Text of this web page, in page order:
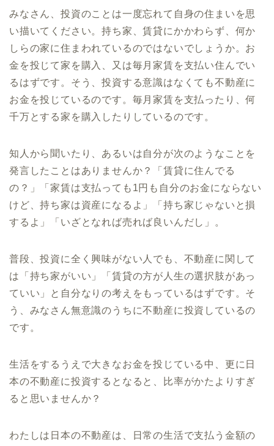
みなさん、投資のことは一度忘れて自身の住まいを思
い描いてください。持ち家、賃貸にかかわらず、何か
しらの家に住まわれているのではないでしょうか。お
金を投じて家を購入、又は毎月家賃を支払い住んでい
るはずです。そう、投資する意識はなくても不動産に
お金を投じているのです。毎月家賃を支払ったり、何
千万とする家を購入したりしているのです。
知人から聞いたり、あるいは自分が次のようなことを
発言したことはありませんか？「賃貸に住んでる
の？」「家賃は支払っても1円も自分のお金にならない
けど、持ち家は資産になるよ」「持ち家じゃないと損
するよ」「いざとなれば売れば良いんだし」。
普段、投資に全く興味がない人でも、不動産に関して
は「持ち家がいい」「賃貸の方が人生の選択肢があっ
ていい」と自分なりの考えをもっているはずです。そ
う、みなさん無意識のうちに不動産に投資しているの
です。
生活をするうえで大きなお金を投じている中、更に日
本の不動産に投資するとなると、比率がかたよりすぎ
ると思いませんか？
わたしは日本の不動産は、日常の生活で支払う金額の